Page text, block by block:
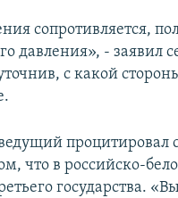
сопротивляется,
давления», - заявил
с какой
процитировал
что в российско-
государства.